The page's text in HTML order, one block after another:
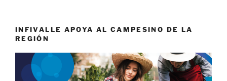
INFIVALLE APOYA AL CAMPESINO DE LA
REGIÓN